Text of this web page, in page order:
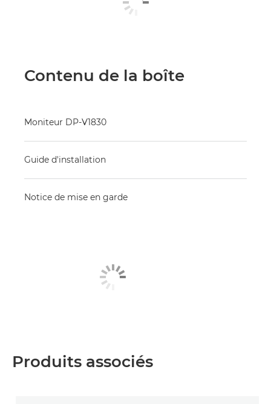
Contenu de la boîte
Moniteur DP-V1830
Guide d'installation
Notice de mise en garde
Produits associés